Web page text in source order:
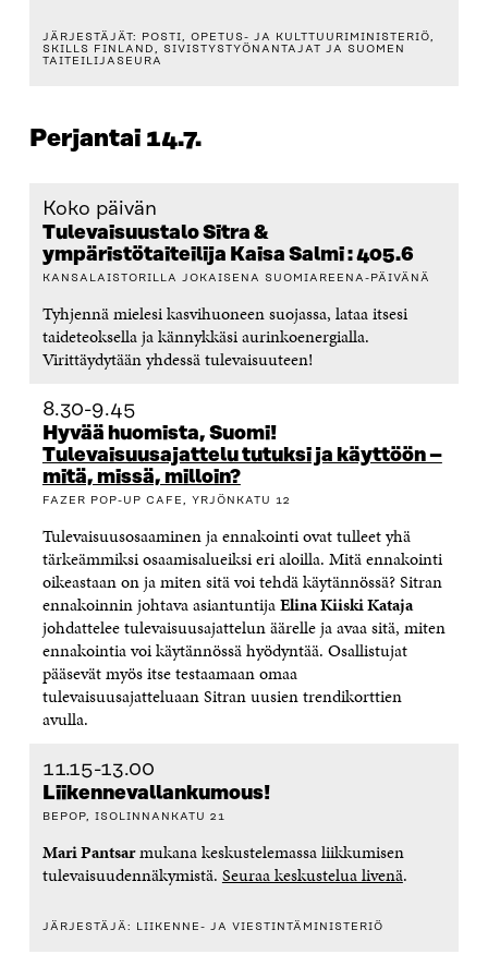
JÄRJESTÄJÄT: POSTI, OPETUS- JA KULTTUURIMINISTERIÖ,
SKILLS FINLAND, SIVISTYSTYÖNANTAJAT JA SUOMEN
TAITEILIJASEURA
Perjantai 14.7.
Koko päivän
Tulevaisuustalo Sitra &
ympäristötaiteilija Kaisa Salmi : 405.6
KANSALAISTORILLA JOKAISENA SUOMIAREENA-PÄIVÄNÄ
Tyhjennä mielesi kasvihuoneen suojassa, lataa itsesi
taideteoksella ja kännykkäsi aurinkoenergialla.
Virittäydytään yhdessä tulevaisuuteen!
8.30-9.45
Hyvää huomista, Suomi!
Tulevaisuusajattelu tutuksi ja käyttöön –
mitä, missä, milloin?
FAZER POP-UP CAFE, YRJÖNKATU 12
Tulevaisuusosaaminen ja ennakointi ovat tulleet yhä
tärkeämmiksi osaamisalueiksi eri aloilla. Mitä ennakointi
oikeastaan on ja miten sitä voi tehdä käytännössä? Sitran
ennakoinnin johtava asiantuntijaElina Kiiski Kataja
johdattelee tulevaisuusajattelun äärelle ja avaa sitä, miten
ennakointia voi käytännössä hyödyntää. Osallistujat
pääsevät myös itse testaamaan omaa
tulevaisuusajatteluaan Sitran uusien trendikorttien
avulla.
11.15-13.00
Liikennevallankumous!
BEPOP, ISOLINNANKATU 21
Mari Pantsarmukana keskustelemassa liikkumisen
tulevaisuudennäkymistä. Seuraa keskustelua livenä.
JÄRJESTÄJÄ: LIIKENNE- JA VIESTINTÄMINISTERIÖ